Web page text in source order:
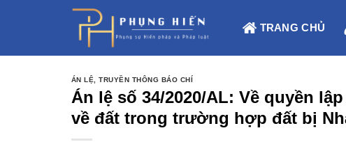
TRANG CHỦ
ÁN LỆ ,TRUYỀN THÔNG BÁO CHÍ
Án lệ số 34/2020/AL: Về quyền
về đất trong trường hợp đất bị